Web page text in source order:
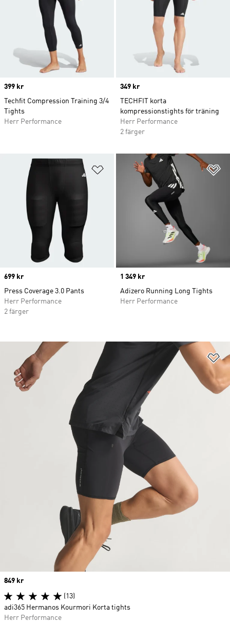
Price
399 kr
Techfit Compression Training 3/4
Tights
Herr Performance
Price
349 kr
TECHFIT korta
kompressionstights för träning
Herr Performance
2 färger
Lägg till på önskelistan
Price
699 kr
Press Coverage 3.0 Pants
Herr Performance
2 färger
Price
1 349 kr
Adizero Running Long Tights
Herr Performance
Price
849 kr
(13)
adi365 Hermanos Kourmori Korta tights
Herr Performance